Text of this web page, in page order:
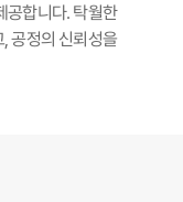
공합니다. 탁월한
공정의 신뢰성을